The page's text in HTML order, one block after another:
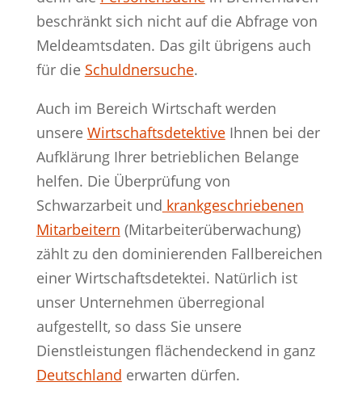
beschränkt sich nicht auf die Abfrage von
Meldeamtsdaten. Das gilt übrigens auch
für die Schuldnersuche.
Auch im Bereich Wirtschaft werden
unsere WirtschaftsdetektiveIhnen bei der
Aufklärung Ihrer betrieblichen Belange
helfen. Die Überprüfung von
Schwarzarbeit und krankgeschriebenen
Mitarbeitern (Mitarbeiterüberwachung)
zählt zu den dominierenden Fallbereichen
einer Wirtschaftsdetektei. Natürlich ist
unser Unternehmen überregional
aufgestellt, so dass Sie unsere
Dienstleistungen flächendeckend in ganz
Deutschland erwarten dürfen.